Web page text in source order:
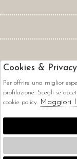
Cookies & Privacy
Per offrire una miglior
profilazione. Scegli se
cookie policy. Maggiori